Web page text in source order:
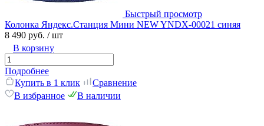
Быстрый просмотр
Колонка Яндекс.Станция Мини NEW YNDX-00021 синяя
8 490 руб. / шт
В корзину
Подробнее
Купить в 1 клик
Сравнение
В избранное
В наличии